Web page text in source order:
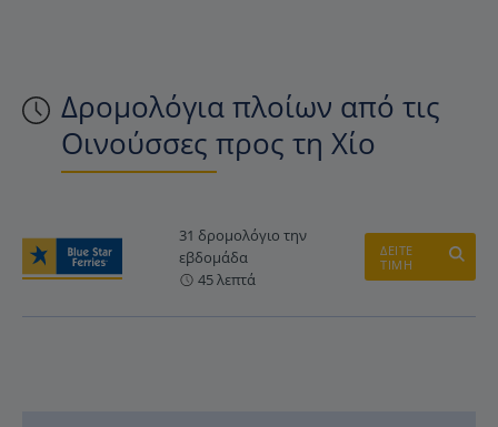
Δρομολόγια πλοίων από τις
Οινούσσες προς τη Χίο
31 δρομολόγιο την
εβδομάδα
45 λεπτά
ΔΕΙΤΕ
ΤΙΜΗ